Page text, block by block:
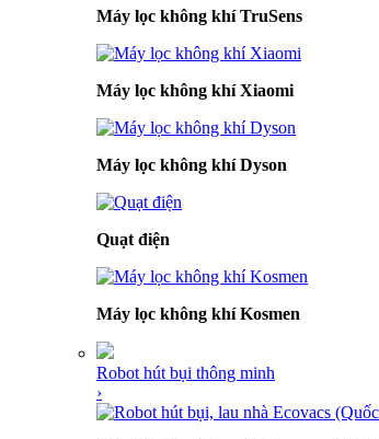
Máy lọc không khí TruSens
Máy lọc không khí Xiaomi
Máy lọc không khí Dyson
Quạt điện
Máy lọc không khí Kosmen
Robot hút bụi thông minh
›